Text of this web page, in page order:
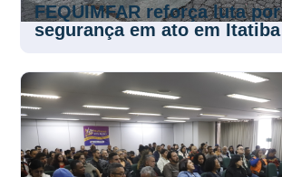
FEQUIMFAR reforça luta por
segurança em ato em Itatiba